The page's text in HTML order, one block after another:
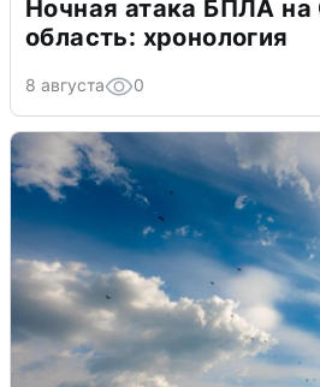
Ночная атака БПЛА
область: хронология
8 августа 0